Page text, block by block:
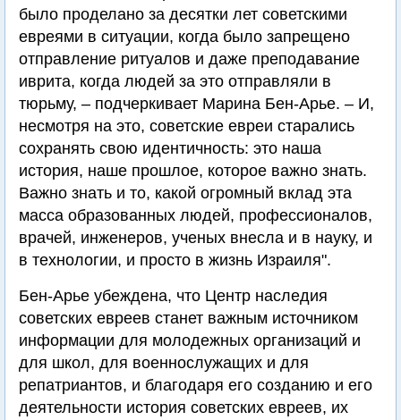
было проделано за десятки лет советскими
евреями в ситуации, когда было запрещено
отправление ритуалов и даже преподавание
иврита, когда людей за это отправляли в
тюрьму, – подчеркивает Марина Бен-Арье. – И,
несмотря на это, советские евреи старались
сохранять свою идентичность: это наша
история, наше прошлое, которое важно знать.
Важно знать и то, какой огромный вклад эта
масса образованных людей, профессионалов,
врачей, инженеров, ученых внесла и в науку, и
в технологии, и просто в жизнь Израиля".
Бен-Арье убеждена, что Центр наследия
советских евреев станет важным источником
информации для молодежных организаций и
для школ, для военнослужащих и для
репатриантов, и благодаря его созданию и его
деятельности история советских евреев, их